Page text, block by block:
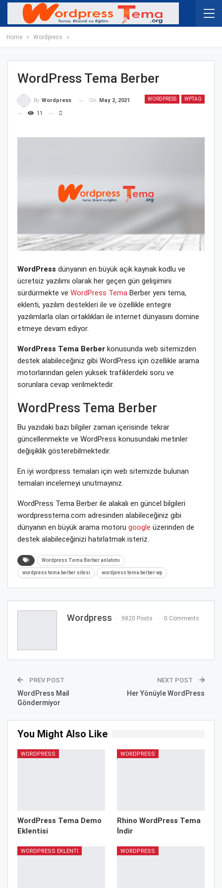
Home Wordpress
WordPress Tema Berber
WORDPRESS WPTAG
By Wordpress On May 2, 2021
11
WordPress dünyanın en büyük açık kaynak kodlu ve
ücretsiz yazılımı olarak her geçen gün gelişimini
sürdürmekte ve WordPress Tema Berber yeni tema,
eklenti, yazılım destekleri ile ve özellikle entegre
yazılımlarla olan ortaklıkları ile internet dünyasını domine
etmeye devam ediyor.
WordPress Tema Berber konusunda web sitemizden
destek alabileceğiniz gibi WordPress için özellikle arama
motorlarından gelen yüksek trafiklerdeki soru ve
sorunlara cevap verilmektedir.
WordPress Tema Berber
Bu yazıdaki bazı bilgiler zaman içerisinde tekrar
güncellenmekte ve WordPress konusundaki metinler
değişiklik gösterebilmektedir.
En iyi wordpress temaları için web sitemizde bulunan
temaları incelemeyi unutmayınız.
WordPress Tema Berber ile alakalı en güncel bilgileri
wordpresstema.com adresinden alabileceğiniz gibi
dünyanın en büyük arama motoru google üzerinden de
destek alabileceğinizi hatırlatmak isteriz.
Wordpress Tema Berber anlatımı
wordpress tema berber sitesi wordpress tema berber wp
Wordpress 9820 Posts 0 Comments
PREV POST
WordPress Mail
Göndermiyor
NEXT POST
Her Yönüyle WordPress
You Might Also Like
WORDPRESS
WordPress Tema Demo
Eklentisi
WORDPRESS
Rhino WordPress Tema
İndir
WORDPRESS EKLENTI WORDPRESS